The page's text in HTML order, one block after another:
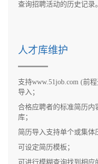
查询招聘活动的历史记录。
人才库维护
支持www.51job.com (前
导入；
合格应聘者的标准简历内
库；
简历导入支持单个或集体
可设定简历模板；
可进行模糊查询找到相应